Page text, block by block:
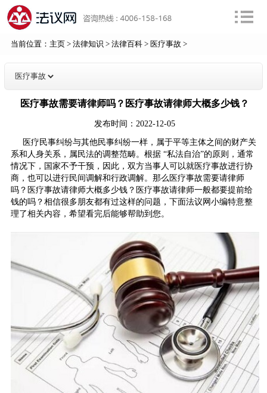
当前位置： 主页> 法律知识 > 法律百科> 医疗事故 >
医疗事故需要请律师吗？医疗事故请律师大概多少钱？
发布时间：2022-12-05
医疗民事纠纷与其他民事纠纷一样，属于平等主体之间的财产关
系和人身关系，属民法的调整范畴。根据 “私法自治”的原则，通常
情况下，国家不予干预，因此，双方当事人可以就医疗事故进行协
商，也可以进行民间调解和行政调解。那么医疗事故需要请律师
吗？医疗事故请律师大概多少钱？医疗事故请律师一般都要提前给
钱的吗？相信很多朋友都有过这样的问题，下面法议网小编特意整
理了相关内容，希望看完后能够帮助到您。